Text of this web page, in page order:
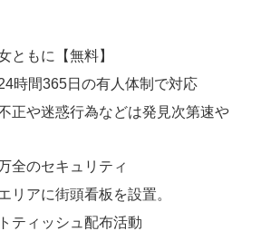
ともに【無料】
時間365日の有人体制で対応
正や迷惑行為などは発見次第速や
全のセキュリティ
リアに街頭看板を設置。
ティッシュ配布活動